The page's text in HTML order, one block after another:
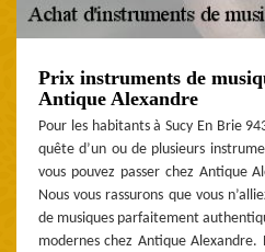
Prix instruments de
Antique Alexandre
Pour les habitants à Sucy En Brie
quête d’un ou de plusieurs
vous pouvez passer chez Antique
Nous vous rassurons que vous
de musiques parfaitement
modernes chez Antique Alexandre.